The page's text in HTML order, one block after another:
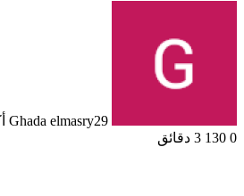
Ghada elmasry29 أكتوبر، 2024
0
3 دقائق